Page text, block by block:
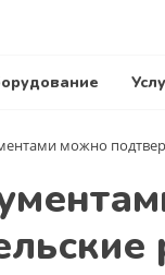
можно